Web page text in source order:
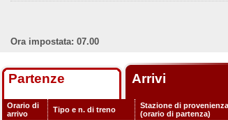
Ora impostata: 07.00
Partenze Arrivi
Orario di
arrivo
Tipo e n. di treno
Stazione di provenienza
(orario di partenza)